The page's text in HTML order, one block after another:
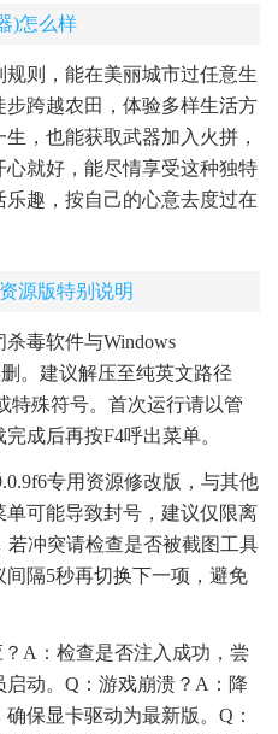
)怎么样
则，能在美丽城市过任意生
跨越农田，体验多样生活方
，也能获取武器加入火拼，
就好，能尽情享受这种独特
趣，按自己的心意去度过在
源版特别说明
毒软件与Windows
。建议解压至纯英文路径
特殊符号。首次运行请以管
成后再按F4呼出菜单。
专用资源修改版，与其他
可能导致封号，建议仅限离
若冲突请检查是否被截图工具
隔5秒再切换下一项，避免
A：检查是否注入成功，尝
动。Q：游戏崩溃？A：降
保显卡驱动为最新版。Q：